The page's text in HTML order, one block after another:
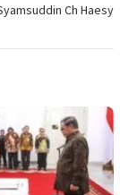
Ch Haesy